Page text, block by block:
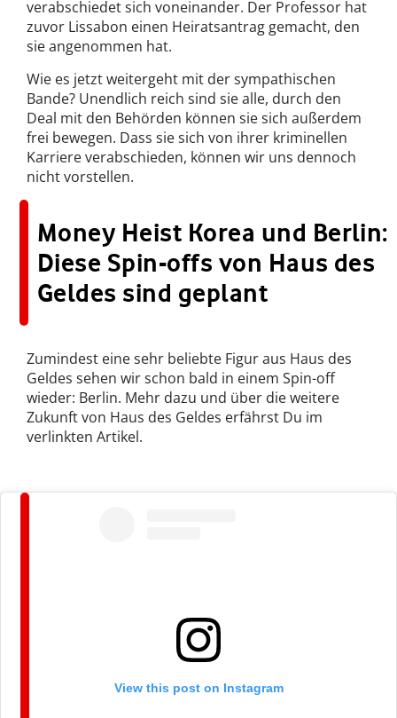
verabschiedet sich voneinander. Der Professor hat
zuvor Lissabon einen Heiratsantrag gemacht, den
sie angenommen hat.
Wie es jetzt weitergeht mit der sympathischen
Bande? Unendlich reich sind sie alle, durch den
Deal mit den Behörden können sie sich außerdem
frei bewegen. Dass sie sich von ihrer kriminellen
Karriere verabschieden, können wir uns dennoch
nicht vorstellen.
Money Heist Korea und Berlin:
Diese Spin-offs von Haus des
Geldes sind geplant
Zumindest eine sehr beliebte Figur aus Haus des
Geldes sehen wir schon bald in einem Spin-off
wieder: Berlin. Mehr dazu und über die weitere
Zukunft von Haus des Geldes erfährst Du im
verlinkten Artikel.
View this post on Instagram